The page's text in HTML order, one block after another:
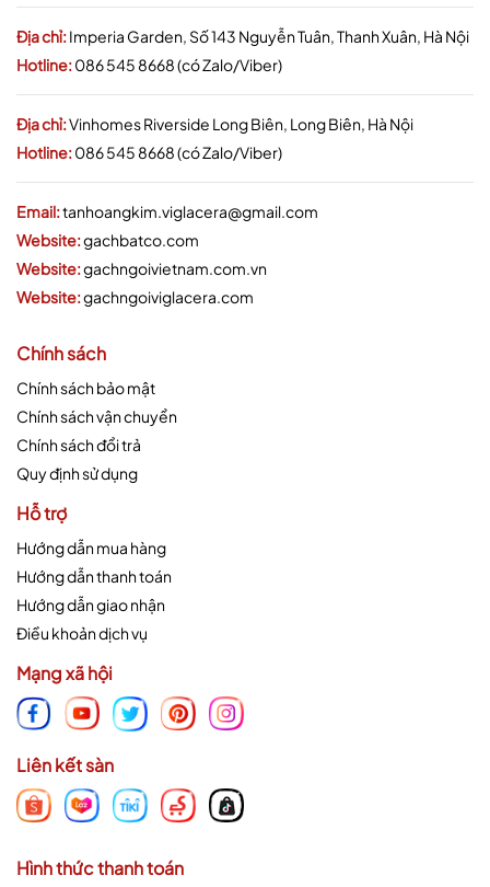
Địa chỉ:Imperia Garden, Số 143 Nguyễn Tuân, Thanh Xuân, Hà Nội
Hotline:086 545 8668 (có Zalo/Viber)
Địa chỉ:Vinhomes Riverside Long Biên, Long Biên, Hà Nội
Hotline:086 545 8668 (có Zalo/Viber)
Email:tanhoangkim.viglacera@gmail.com
Website:gachbatco.com
Website:gachngoivietnam.com.vn
Website:gachngoiviglacera.com
Chính sách
Chính sách bảo mật
Chính sách vận chuyển
Chính sách đổi trả
Quy định sử dụng
Hỗ trợ
Hướng dẫn mua hàng
Hướng dẫn thanh toán
Hướng dẫn giao nhận
Điều khoản dịch vụ
Mạng xã hội
Liên kết sàn
Hình thức thanh toán